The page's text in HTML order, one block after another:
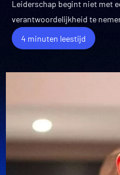
Leiderschap begint niet met
verantwoordelijkheid te
4 minuten leestijd